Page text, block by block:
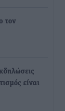
τον
είναι